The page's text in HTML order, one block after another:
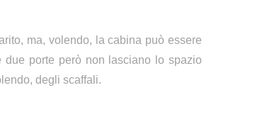
ma, volendo, la cabina può essere
porte però non lasciano lo spazio
degli scaffali.